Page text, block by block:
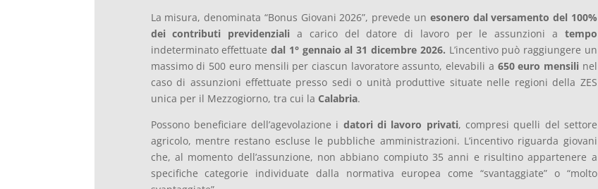
La misura, denominata “Bonus Giovani 2026”, prevede un esonero dal versamento del 100%
dei contributi previdenziali a carico del datore di lavoro per le assunzioni a tempo
indeterminato effettuatedal 1° gennaio al 31 dicembre 2026. L’incentivo può raggiungere un
massimo di 500 euro mensili per ciascun lavoratore assunto, elevabili a 650 euro mensili nel
caso di assunzioni effettuate presso sedi o unità produttive situate nelle regioni della ZES
unica per il Mezzogiorno, tra cui la Calabria.
Possono beneficiare dell’agevolazione i datori di lavoro privati, compresi quelli del settore
agricolo, mentre restano escluse le pubbliche amministrazioni. L’incentivo riguarda giovani
che, al momento dell’assunzione, non abbiano compiuto 35 anni e risultino appartenere a
specifiche categorie individuate dalla normativa europea come “svantaggiate” o “molto